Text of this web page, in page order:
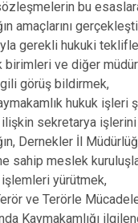
bu
amaçlarını
gerekli hukuki
birimleri ve diğer
görüş bildirmek,
hukuk
sekretarya
Dernekler İl
sahip meslek
yürütmek,
ve Terörle
Kaymakamlığı